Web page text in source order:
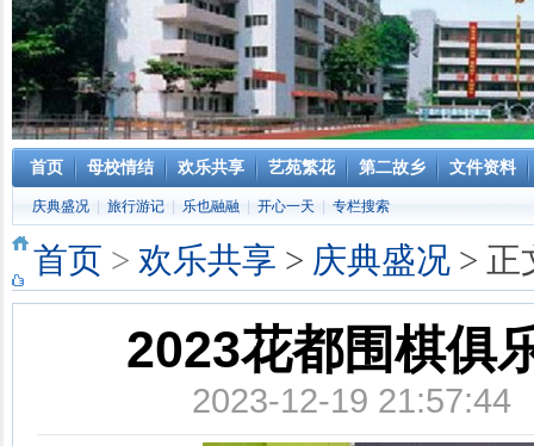
首页 母校情结 欢乐共享 艺苑繁花 第二故乡 文件资料
庆典盛况 旅行游记 乐也融融 开心一天 专栏搜索
首页 > 欢乐共享 > 庆典盛况 > 正
2023花都围棋俱
2023-12-19